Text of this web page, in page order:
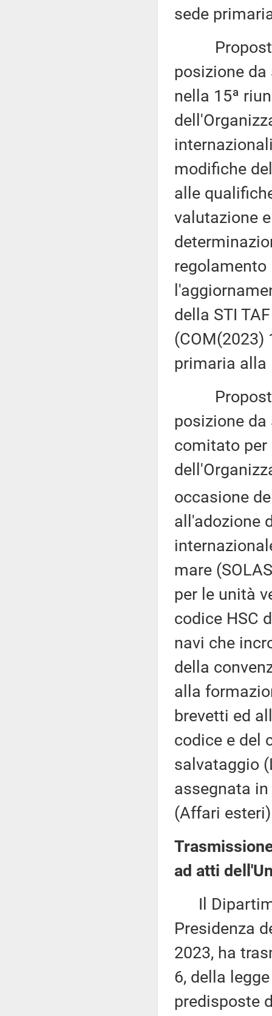
sede
Proposta
posizione da
nella 15ª
modifiche
alle
valutazione
della STI
(COM(2023)
primaria alla
Proposta
posizione
comitato
occasione
all'adozione
mare
per le unità
codice HSC
navi che
della
alla
brevetti ed
codice e del
salvataggio
assegnata
(Affari
ad atti
Il
Presidenza
2023, ha
6, della
predisposte